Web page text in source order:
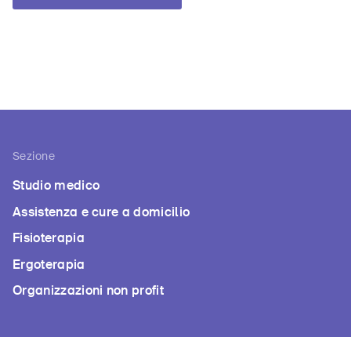
Sezione
Studio medico
Assistenza e cure a domicilio
Fisioterapia
Ergoterapia
Organizzazioni non profit